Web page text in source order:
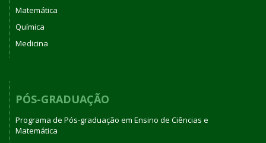
Matemática
Química
Medicina
PÓS-GRADUAÇÃO
Programa de Pós-graduação em Ensino de Ciências e
Matemática